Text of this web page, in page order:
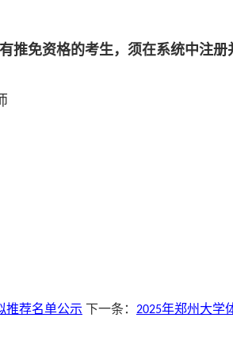
推免资格的考生，须在系统中注
推荐名单公示 下一条： 2025年郑州大学